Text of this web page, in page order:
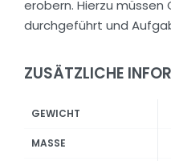
erobern. Hierzu
durchgeführt und
ZUSÄTZLICHE
GEWICHT
MASSE